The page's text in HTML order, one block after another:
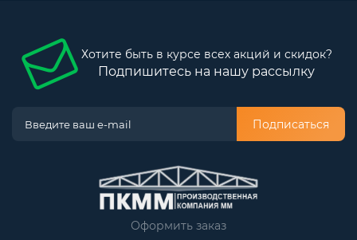
Хотите быть в курсе всех акций и скидок?
Подпишитесь на нашу рассылку
Подписаться
Оформить заказ